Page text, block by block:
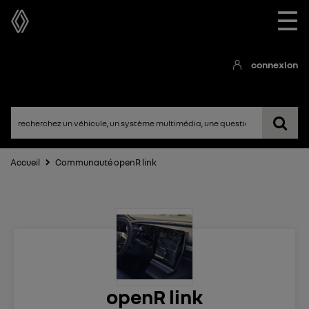
☰
connexion
Accueil Communauté openR link
openR link